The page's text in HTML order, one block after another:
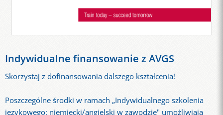
Indywidualne finansowanie z AVGS
Skorzystaj z dofinansowania dalszego kształcenia!
Poszczególne środki w ramach „Indywidualnego szkolenia
językowego: niemiecki/angielski w zawodzie" umożliwiają